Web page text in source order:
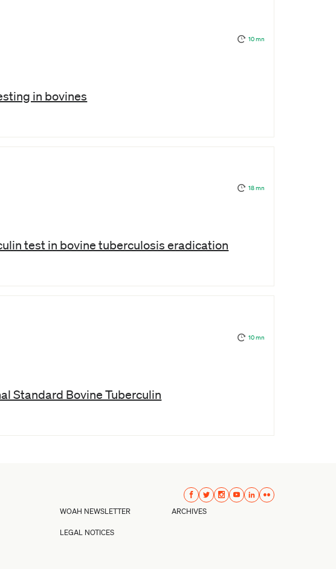
10 mn
in bovines
18 mn
test in bovine tuberculosis eradication
10 mn
Standard Bovine Tuberculin
WOAH NEWSLETTER ARCHIVES
LEGAL NOTICES